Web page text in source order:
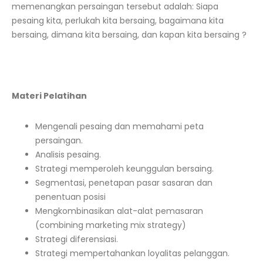
memenangkan persaingan tersebut adalah: Siapa
pesaing kita, perlukah kita bersaing, bagaimana kita
bersaing, dimana kita bersaing, dan kapan kita bersaing ?
Materi Pelatihan
Mengenali pesaing dan memahami peta
persaingan.
Analisis pesaing.
Strategi memperoleh keunggulan bersaing.
Segmentasi, penetapan pasar sasaran dan
penentuan posisi
Mengkombinasikan alat-alat pemasaran
(combining marketing mix strategy)
Strategi diferensiasi.
Strategi mempertahankan loyalitas pelanggan.